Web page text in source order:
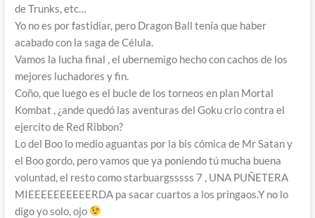
de Trunks, etc…
Yo no es por fastidiar, pero Dragon Ball tenía que haber
acabado con la saga de Célula.
Vamos la lucha final , el ubernemigo hecho con cachos de los
mejores luchadores y fin.
Coño, que luego es el bucle de los torneos en plan Mortal
Kombat , ¿ande quedó las aventuras del Goku crio contra el
ejercito de Red Ribbon?
Lo del Boo lo medio aguantas por la bis cómica de Mr Satan y
el Boo gordo, pero vamos que ya poniendo tú mucha buena
voluntad, el resto como starbuargsssss 7 , UNA PUÑETERA
MIEEEEEEEEEERDA pa sacar cuartos a los pringaos.Y no lo
digo yo solo, ojo